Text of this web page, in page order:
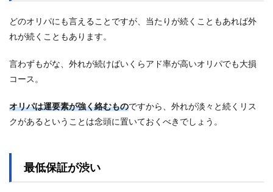
どのオリパにも言えることですが、当たりが続くこともあれば外
れが続くこともあります。
言わずもがな、外れが続けばいくらアド率が高いオリパでも大損
コース。
オリパは運要素が強く絡むものですから、外れが淡々と続くリス
クがあるということは念頭に置いておくべきでしょう。
最低保証が渋い